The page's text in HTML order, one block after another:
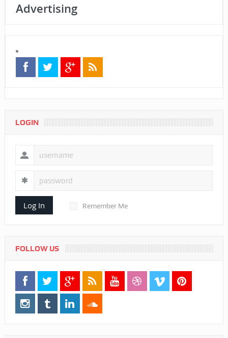
Advertising
LOGIN
Log In Remember Me
FOLLOW US